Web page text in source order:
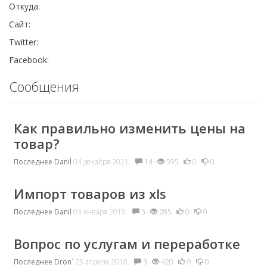
Откуда:
Сайт:
Twitter:
Facebook:
Сообщения
Как правильно изменить цены на
товар?
Последнее Danil 04 декабря 2021. 14 595 0 0
Импорт товаров из xls
Последнее Danil 03 января 2019. 5 285 0 0
Вопрос по услугам и переработке
Последнее Dron` 25 апреля 2018. 3 420 0 0